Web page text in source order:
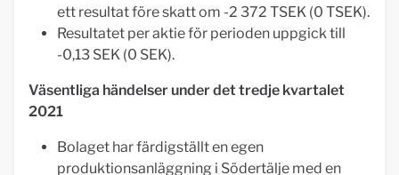
ett resultat före skatt om -2 372 TSEK (0 TSEK).
Resultatet per aktie för perioden uppgick till
-0,13 SEK (0 SEK).
Väsentliga händelser under det tredje kvartalet
2021
Bolaget har färdigställt en egen
produktionsanläggning i Södertälje med en